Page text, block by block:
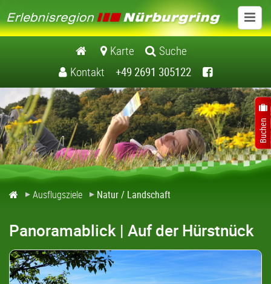
Ausflugsziele
Schlösser / Burgen
Museen
Kirchen / Klöster
Natur / Landschaft
Freizeiteinrichtungen
Freizeitführer Erlebnisregion Nuerburgring
Karte
Suche
Kontakt
+49 2691 305122
Ausflugsziele Natur / Landschaft
Panoramablick | Auf der Hürstnück